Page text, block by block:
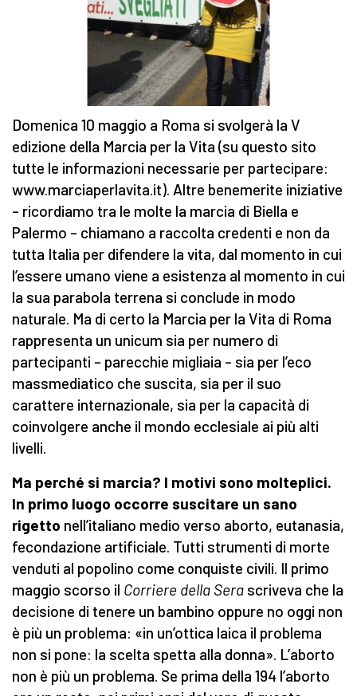
Domenica 10 maggio a Roma si svolgerà la V
edizione della Marcia per la Vita (su questo sito
tutte le informazioni necessarie per partecipare:
www.marciaperlavita.it). Altre benemerite iniziative
– ricordiamo tra le molte la marcia di Biella e
Palermo – chiamano a raccolta credenti e non da
tutta Italia per difendere la vita, dal momento in cui
l’essere umano viene a esistenza al momento in cui
la sua parabola terrena si conclude in modo
naturale. Ma di certo la Marcia per la Vita di Roma
rappresenta un unicum sia per numero di
partecipanti – parecchie migliaia – sia per l’eco
massmediatico che suscita, sia per il suo
carattere internazionale, sia per la capacità di
coinvolgere anche il mondo ecclesiale ai più alti
livelli.
Ma perché si marcia? I motivi sono molteplici.
In primo luogo occorre suscitare un sano
rigetto nell’italiano medio verso aborto, eutanasia,
fecondazione artificiale. Tutti strumenti di morte
venduti al popolino come conquiste civili. Il primo
maggio scorso il Corriere della Sera scriveva che la
decisione di tenere un bambino oppure no oggi non
è più un problema: «in un’ottica laica il problema
non si pone: la scelta spetta alla donna». L’aborto
non è più un problema. Se prima della 194 l’aborto